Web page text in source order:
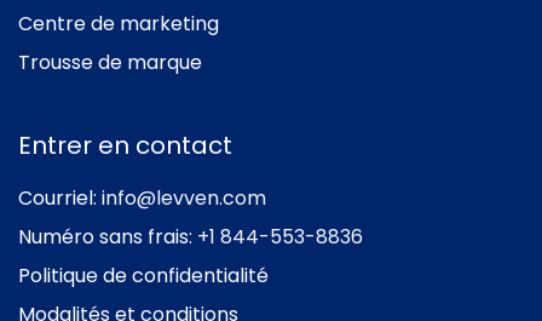
Centre de marketing
Trousse de marque
Entrer en contact
Courriel: info@levven.com
Numéro sans frais: +1 844-553-8836
Politique de confidentialité
Modalités et conditions